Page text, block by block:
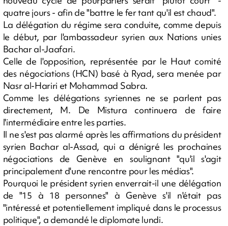
quatre jours - afin de "battre le fer tant qu'il est chaud".
La délégation du régime sera conduite, comme depuis
le début, par l'ambassadeur syrien aux Nations unies
Bachar al-Jaafari.
Celle de l'opposition, représentée par le Haut comité
des négociations (HCN) basé à Ryad, sera menée par
Nasr al-Hariri et Mohammad Sabra.
Comme les délégations syriennes ne se parlent pas
directement, M. De Mistura continuera de faire
l'intermédiaire entre les parties.
Il ne s'est pas alarmé après les affirmations du président
syrien Bachar al-Assad, qui a dénigré les prochaines
négociations de Genève en soulignant "qu'il s'agit
principalement d'une rencontre pour les médias".
Pourquoi le président syrien enverrait-il une délégation
de "15 à 18 personnes" à Genève s'il n'était pas
"intéressé et potentiellement impliqué dans le processus
politique", a demandé le diplomate lundi.